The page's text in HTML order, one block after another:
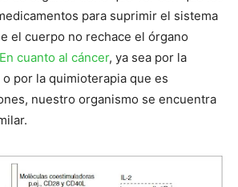
para suprimir el sistema
el cuerpo no rechace el órgano
En cuanto al cáncer, ya sea por la
por la quimioterapia que es
nuestro organismo se encuentra